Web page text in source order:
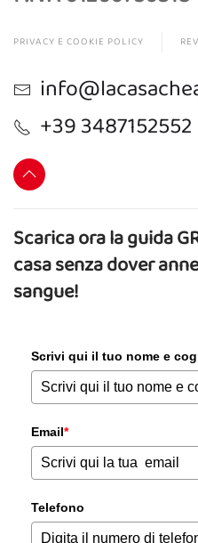
PRIVACY E COOKIE POLICY
+39 3487152552
Scarica ora la guida
casa senza dover
sangue!
Scrivi qui il tuo nome e
Email*
Telefono